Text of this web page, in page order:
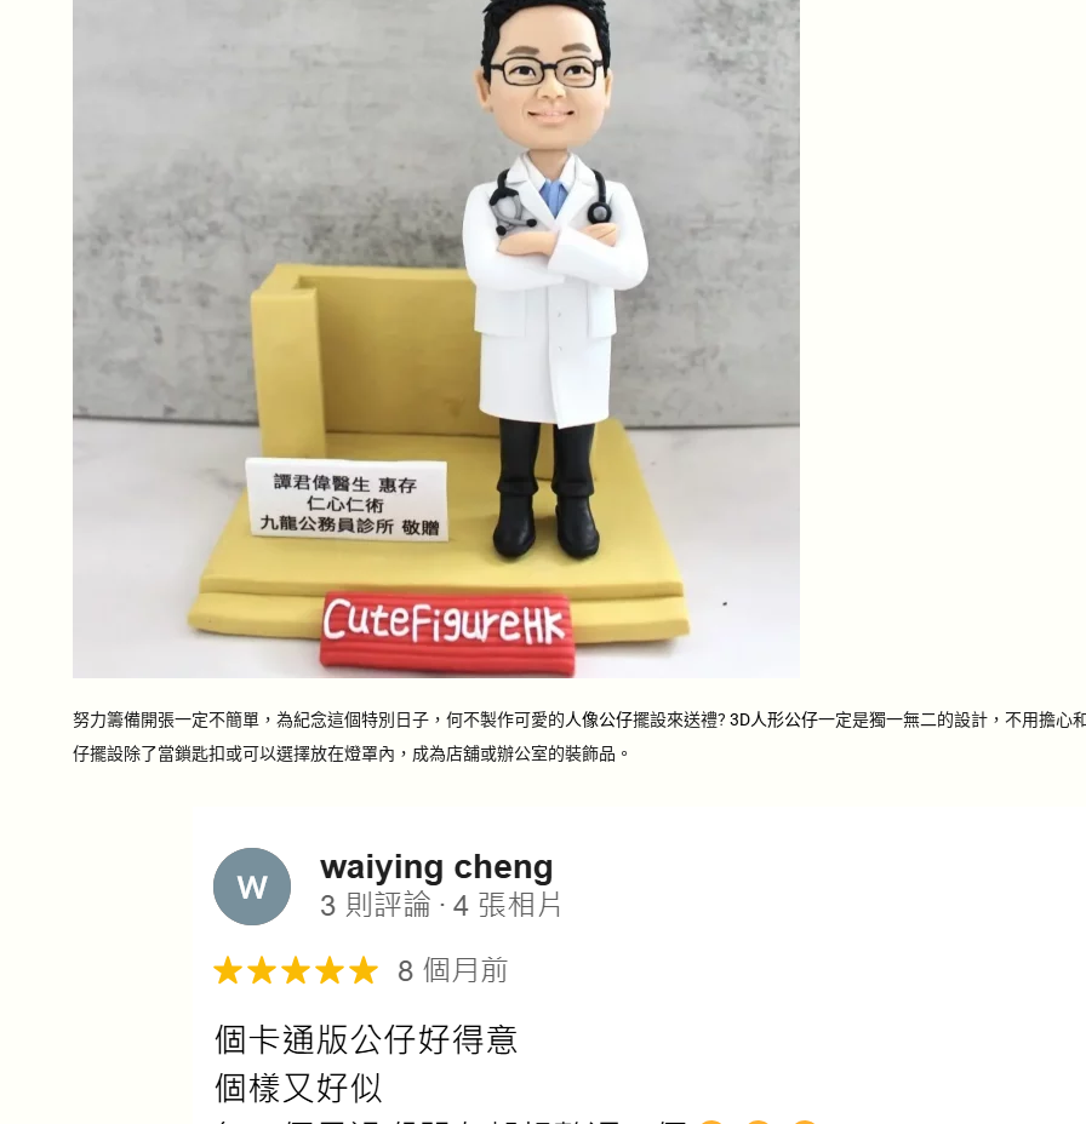
努力籌備開張一定不簡單，為紀念這個特別日子，何不製作可愛的人像公仔擺設來送禮? 3D人形公仔一定是獨一無二的設計，不用擔心
仔擺設除了當鎖匙扣或可以選擇放在燈罩內，成為店舖或辦公室的裝飾品。